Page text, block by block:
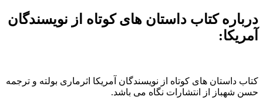
درباره کتاب داستان های کوتاه از نویسندگان
آمریکا:
کتاب داستان های کوتاه از نویسندگان آمریکا اثرماری بولته و ترجمه
حسن شهباز از انتشارات نگاه می باشد.